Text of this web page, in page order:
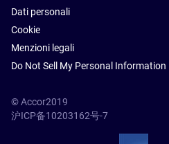
Dati personali
Cookie
Menzioni legali
Do Not Sell My Personal Information
© Accor2019
沪ICP备10203162号-7